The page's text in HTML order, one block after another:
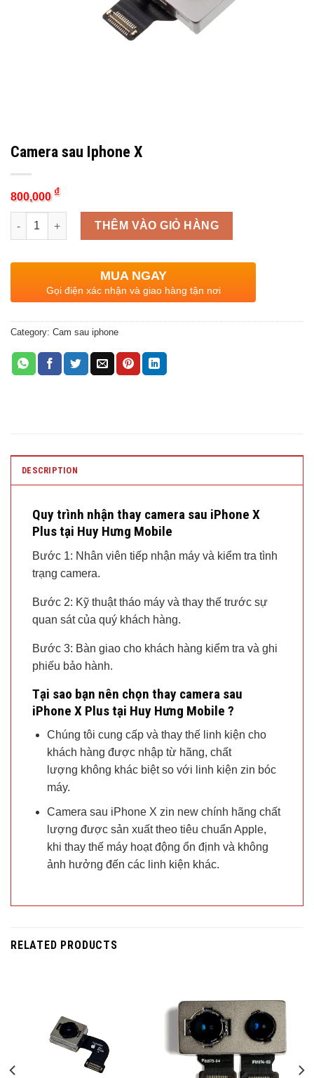
Camera sau Iphone X
800,000 ₫
Quantity
THÊM VÀO GIỎ HÀNG
MUA NGAY
Gọi điện xác nhận và giao hàng tận nơi
Category: Cam sau iphone
DESCRIPTION
Quy trình nhận thay camera sau iPhone X
Plus tại Huy Hưng Mobile
Bước 1: Nhân viên tiếp nhận máy và kiểm tra tình
trạng camera.
Bước 2: Kỹ thuật tháo máy và thay thế trước sự
quan sát của quý khách hàng.
Bước 3: Bàn giao cho khách hàng kiểm tra và ghi
phiếu bảo hành.
Tại sao bạn nên chọn thay camera sau
iPhone X Plus tại Huy Hưng Mobile ?
Chúng tôi cung cấp và thay thế linh kiện cho
khách hàng được nhập từ hãng, chất
lượng không khác biệt so với linh kiện zin bóc
máy.
Camera sau iPhone X zin new chính hãng chất
lượng được sản xuất theo tiêu chuẩn Apple,
khi thay thế máy hoạt động ổn định và không
ảnh hưởng đến các linh kiện khác.
RELATED PRODUCTS